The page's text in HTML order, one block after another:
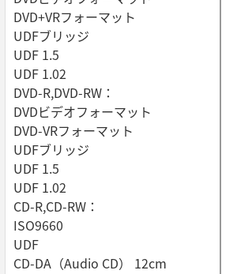
DVD+VRフォーマット
UDFブリッジ
UDF 1.5
UDF 1.02
DVD-R,DVD-RW：
DVDビデオフォーマット
DVD-VRフォーマット
UDFブリッジ
UDF 1.5
UDF 1.02
CD-R,CD-RW：
ISO9660
UDF
CD-DA（Audio CD） 12cm